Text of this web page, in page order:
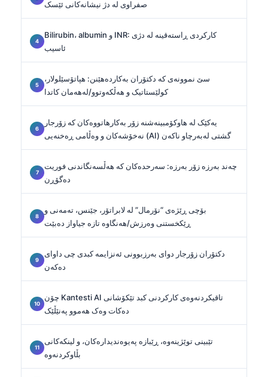
صفراوی لە دژ نیشانەکانی ئێسک
Bilirubin، albumin و INR: کارکردی ڕاستەقینە لە دژی
ئاسیب
سێ نموونەی کە دکتۆران بەکاردەهێنن: هپاتۆسێلولار،
کولێستاتیک و هەڵکەوتوو/لەهەمان کاتدا
یەکێک لە هاوکۆمبینەشنە زۆر بەکارهاتووەکان کە زۆرجار
نەخۆشەکان و وەڵامی ڕەخنەیی (AI) گشتی لەبەرچاو ناکەن
چەند بەرزە زۆر بەرزە: سەرحدەکان کە هەڵسەنگاندنی فوریت
دەگۆڕن
بۆچی ڕێژەی “نۆرمال” لە لابراتۆر، جێنس، تەمەنی و
ڕێکخستنی وەرزش/هەنگاوە تازە جیاواز دەبێت
دکتۆران زۆرجار دوای بەرزبوونی ئەنزایمە کبدی چی داوای
دەکەن
چۆن Kantesti AI تاقیکردنەوەی کارکردنی کبد تێکۆشانی
دەکات وەک هەموو پەنێڵێک
تێبینی توێژینەوە، ڕێبازە پەیوەندیدارەکان، و لینکەکانی
بڵاوکردنەوە